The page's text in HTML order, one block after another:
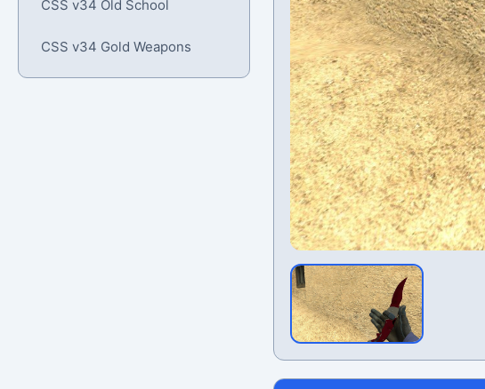
CSS v34 Old School
CSS v34 Gold Weapons